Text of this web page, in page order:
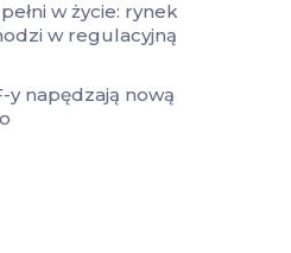
w życie: rynek
w regulacyjną
y napędzają nową